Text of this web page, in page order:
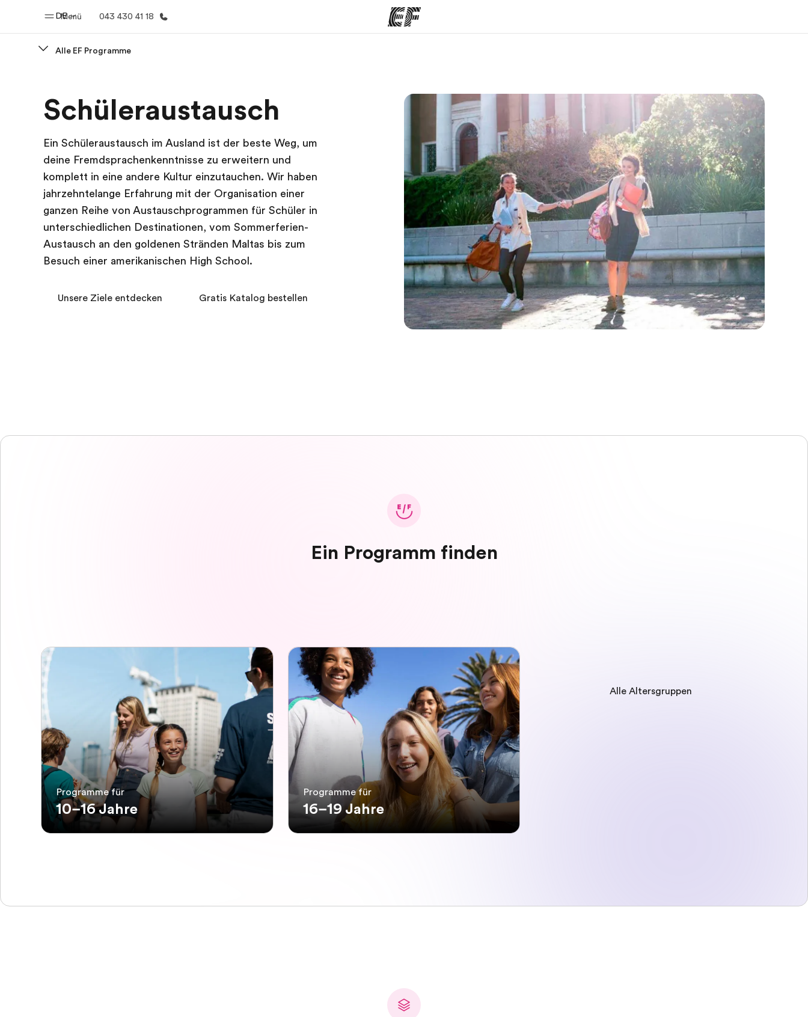
Menü
DE 043 430 41 18
Willkommen bei EF Alle Programme ansehen Teil des Teams werden
Alle EF Programme
Schüleraustausch
Ein Schüleraustausch im Ausland ist der beste Weg, um
deine Fremdsprachenkenntnisse zu erweitern und
komplett in eine andere Kultur einzutauchen. Wir haben
jahrzehntelange Erfahrung mit der Organisation einer
ganzen Reihe von Austauschprogrammen für Schüler in
unterschiedlichen Destinationen, vom Sommerferien-
Austausch an den goldenen Stränden Maltas bis zum
Besuch einer amerikanischen High School.
Unsere Ziele entdecken Gratis Katalog bestellen
Ein Programm finden
Programme für
10–16 Jahre
Programme für
16–19 Jahre
Alle Altersgruppen